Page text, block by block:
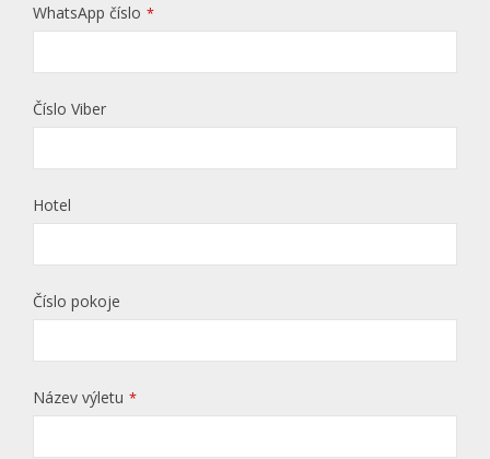
WhatsApp číslo *
Číslo Viber
Hotel
Číslo pokoje
Název výletu *